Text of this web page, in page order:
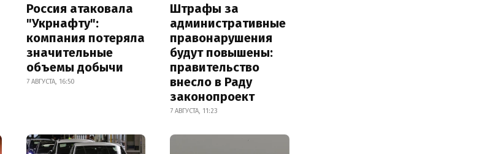
Россия атаковала
"Укрнафту":
компания потеряла
значительные
объемы добычи
7 АВГУСТА, 16:50
Штрафы за
административные
правонарушения
будут повышены:
правительство
внесло в Раду
законопроект
7 АВГУСТА, 11:23